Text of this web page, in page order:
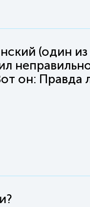
(один
он: Правда